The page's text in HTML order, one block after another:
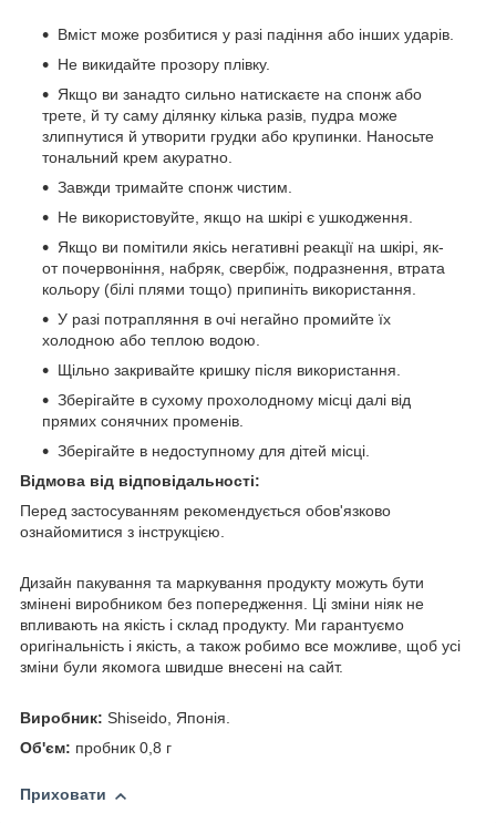
Вміст може розбитися у разі падіння або інших ударів.
Не викидайте прозору плівку.
Якщо ви занадто сильно натискаєте на спонж або
трете, й ту саму ділянку кілька разів, пудра може
злипнутися й утворити грудки або крупинки. Наносьте
тональний крем акуратно.
Завжди тримайте спонж чистим.
Не використовуйте, якщо на шкірі є ушкодження.
Якщо ви помітили якісь негативні реакції на шкірі, як-
от почервоніння, набряк, свербіж, подразнення, втрата
кольору (білі плями тощо) припиніть використання.
У разі потрапляння в очі негайно промийте їх
холодною або теплою водою.
Щільно закривайте кришку після використання.
Зберігайте в сухому прохолодному місці далі від
прямих сонячних променів.
Зберігайте в недоступному для дітей місці.
Відмова від відповідальності:
Перед застосуванням рекомендується обов'язково
ознайомитися з інструкцією.
Дизайн пакування та маркування продукту можуть бути
змінені виробником без попередження. Ці зміни ніяк не
впливають на якість і склад продукту. Ми гарантуємо
оригінальність і якість, а також робимо все можливе, щоб усі
зміни були якомога швидше внесені на сайт.
Виробник: Shiseido, Японія.
Об'єм: пробник 0,8 г
Приховати